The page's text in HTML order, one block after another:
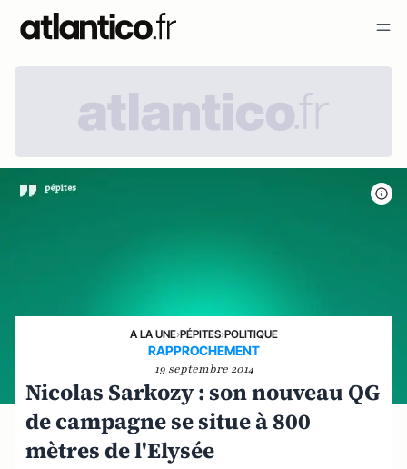
A LA UNE›PÉPITES›POLITIQUE
RAPPROCHEMENT
19 septembre 2014
Nicolas Sarkozy : son nouveau QG
de campagne se situe à 800
mètres de l'Elysée